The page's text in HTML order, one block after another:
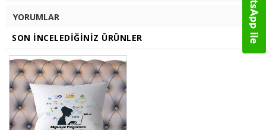
YORUMLAR
SON İNCELEDIĞINIZ ÜRÜNLER